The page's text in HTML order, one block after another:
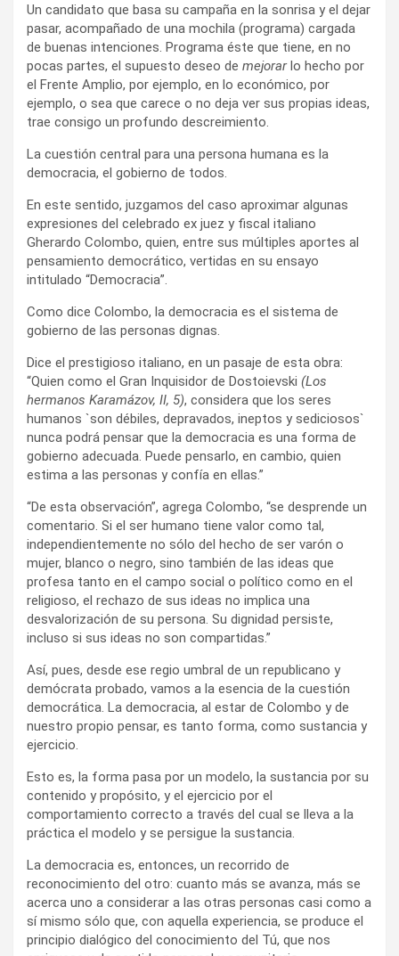
Un candidato que basa su campaña en la sonrisa y el dejar
pasar, acompañado de una mochila (programa) cargada
de buenas intenciones. Programa éste que tiene, en no
pocas partes, el supuesto deseo de mejorarlo hecho por
el Frente Amplio, por ejemplo, en lo económico, por
ejemplo, o sea que carece o no deja ver sus propias ideas,
trae consigo un profundo descreimiento.
La cuestión central para una persona humana es la
democracia, el gobierno de todos.
En este sentido, juzgamos del caso aproximar algunas
expresiones del celebrado ex juez y fiscal italiano
Gherardo Colombo, quien, entre sus múltiples aportes al
pensamiento democrático, vertidas en su ensayo
intitulado “Democracia”.
Como dice Colombo, la democracia es el sistema de
gobierno de las personas dignas.
Dice el prestigioso italiano, en un pasaje de esta obra:
“Quien como el Gran Inquisidor de Dostoievski (Los
hermanos Karamázov, II, 5), considera que los seres
humanos `son débiles, depravados, ineptos y sediciosos`
nunca podrá pensar que la democracia es una forma de
gobierno adecuada. Puede pensarlo, en cambio, quien
estima a las personas y confía en ellas.”
“De esta observación”, agrega Colombo, “se desprende un
comentario. Si el ser humano tiene valor como tal,
independientemente no sólo del hecho de ser varón o
mujer, blanco o negro, sino también de las ideas que
profesa tanto en el campo social o político como en el
religioso, el rechazo de sus ideas no implica una
desvalorización de su persona. Su dignidad persiste,
incluso si sus ideas no son compartidas.”
Así, pues, desde ese regio umbral de un republicano y
demócrata probado, vamos a la esencia de la cuestión
democrática. La democracia, al estar de Colombo y de
nuestro propio pensar, es tanto forma, como sustancia y
ejercicio.
Esto es, la forma pasa por un modelo, la sustancia por su
contenido y propósito, y el ejercicio por el
comportamiento correcto a través del cual se lleva a la
práctica el modelo y se persigue la sustancia.
La democracia es, entonces, un recorrido de
reconocimiento del otro: cuanto más se avanza, más se
acerca uno a considerar a las otras personas casi como a
sí mismo sólo que, con aquella experiencia, se produce el
principio dialógico del conocimiento del Tú, que nos